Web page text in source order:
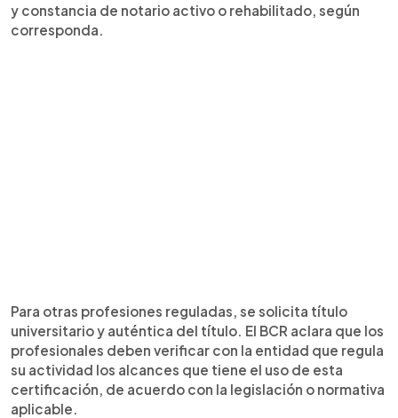
y constancia de notario activo o rehabilitado, según
corresponda.
Para otras profesiones reguladas, se solicita título
universitario y auténtica del título. El BCR aclara que los
profesionales deben verificar con la entidad que regula
su actividad los alcances que tiene el uso de esta
certificación, de acuerdo con la legislación o normativa
aplicable.